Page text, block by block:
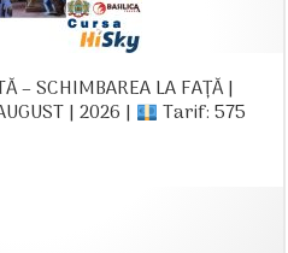
– SCHIMBAREA LA FAȚĂ |
| 2026 | Tarif: 575